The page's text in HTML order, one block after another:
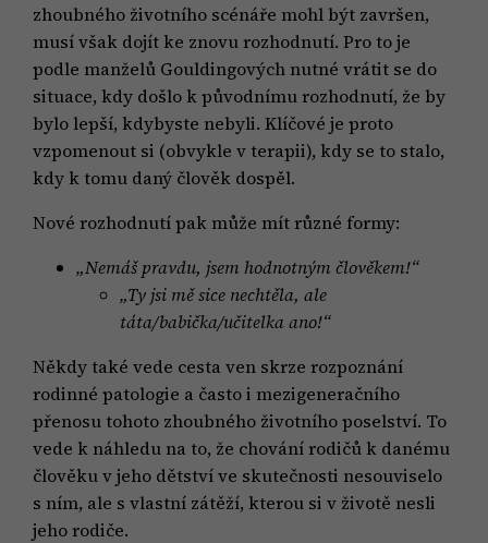
zhoubného životního scénáře mohl být završen,
musí však dojít ke znovu rozhodnutí. Pro to je
podle manželů Gouldingových nutné vrátit se do
situace, kdy došlo k původnímu rozhodnutí, že by
bylo lepší, kdybyste nebyli. Klíčové je proto
vzpomenout si (obvykle v terapii), kdy se to stalo,
kdy k tomu daný člověk dospěl.
Nové rozhodnutí pak může mít různé formy:
„Nemáš pravdu, jsem hodnotným člověkem!“
„Ty jsi mě sice nechtěla, ale
táta/babička/učitelka ano!“
Někdy také vede cesta ven skrze rozpoznání
rodinné patologie a často i mezigeneračního
přenosu tohoto zhoubného životního poselství. To
vede k náhledu na to, že chování rodičů k danému
člověku v jeho dětství ve skutečnosti nesouviselo
s ním, ale s vlastní zátěží, kterou si v životě nesli
jeho rodiče.